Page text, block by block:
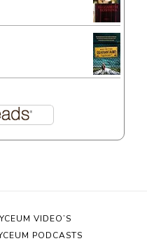
VIDEO’S
PODCASTS